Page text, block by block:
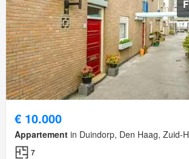
€ 10.000
Appartement in Duindorp, Den Haag, Zuid-
7